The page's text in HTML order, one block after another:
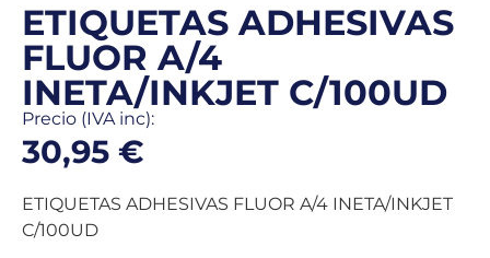
ETIQUETAS ADHESIVAS
FLUOR A/4
INETA/INKJET C/100UD
Precio (IVA inc):
30,95 €
ETIQUETAS ADHESIVAS FLUOR A/4 INETA/INKJET
C/100UD